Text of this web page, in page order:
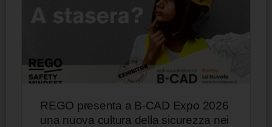
REGO presenta a B-CAD Expo 2026
una nuova cultura della sicurezza nei